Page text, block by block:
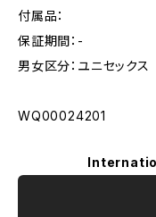
付属品：
保証期間：-
男女区分：ユニセックス
WQ00024201